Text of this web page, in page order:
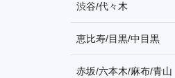
渋谷/代々木
恵比寿/目黒/中目黒
赤坂/六本木/麻布/青山